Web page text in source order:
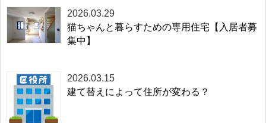
2026.03.29
猫ちゃんと暮らすための専用住宅【入居者募
集中】
2026.03.15
建て替えによって住所が変わる？